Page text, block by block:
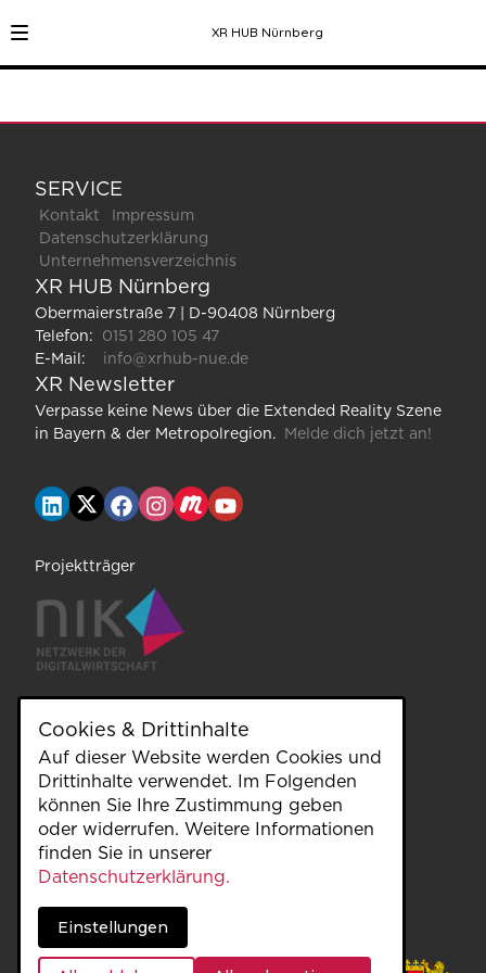
XR HUB Nürnberg
SERVICE
Kontakt
Impressum
Datenschutzerklärung
Unternehmensverzeichnis
XR HUB Nürnberg
Obermaierstraße 7 | D-90408 Nürnberg
Telefon:
0151 280 105 47
E-Mail:
info@xrhub-nue.de
XR Newsletter
Verpasse keine News über die Extended Reality Szene
in Bayern & der Metropolregion.
Melde dich jetzt an!
Projektträger
unterstützt durch
gefördert durch
Cookies & Drittinhalte
Auf dieser Website werden Cookies und
Drittinhalte verwendet. Im Folgenden
können Sie Ihre Zustimmung geben
oder widerrufen. Weitere Informationen
finden Sie in unserer
Datenschutzerklärung.
Einstellungen